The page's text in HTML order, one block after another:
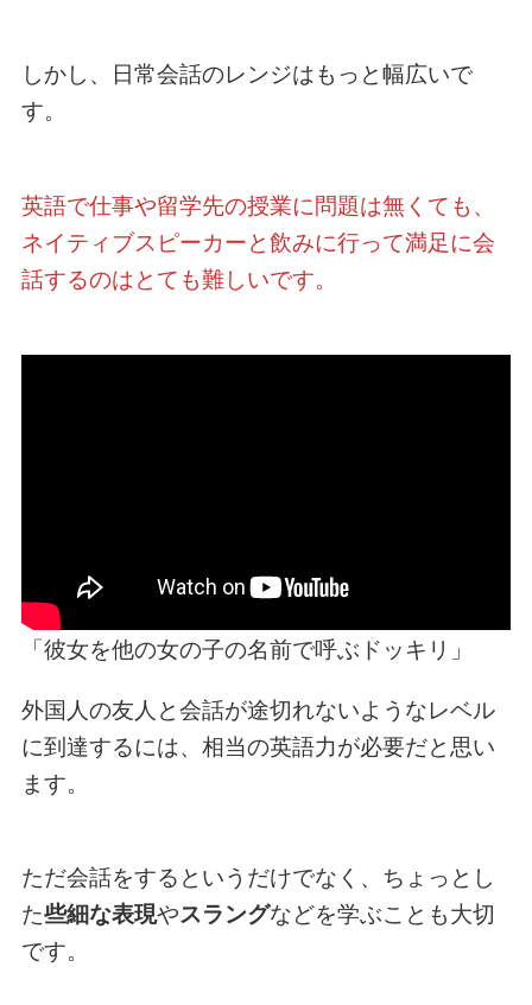
しかし、日常会話のレンジはもっと幅広いで
す。
英語で仕事や留学先の授業に問題は無くても、
ネイティブスピーカーと飲みに行って満足に会
話するのはとても難しいです。
「彼女を他の女の子の名前で呼ぶドッキリ」
外国人の友人と会話が途切れないようなレベル
に到達するには、相当の英語力が必要だと思い
ます。
ただ会話をするというだけでなく、ちょっとし
た些細な表現やスラングなどを学ぶことも大切
です。